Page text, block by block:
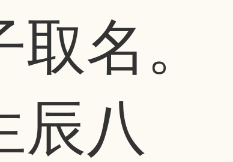
名。
辰八